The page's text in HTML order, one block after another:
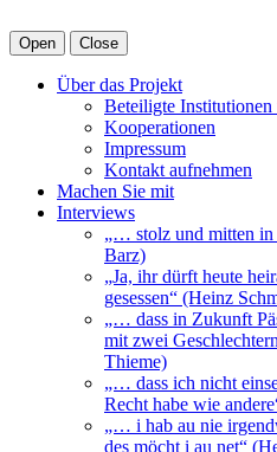
Open Close
Über das Projekt
Beteiligte Institutionen
Kooperationen
Impressum
Kontakt aufnehmen
Machen Sie mit
Interviews
„… stolz und mitten
Barz)
„Ja, ihr dürft heute
gesessen“ (Heinz
„… dass in Zukunft
mit zwei
Thieme)
„… dass ich nicht
Recht habe wie
„… i hab au nie
des möcht i au net“